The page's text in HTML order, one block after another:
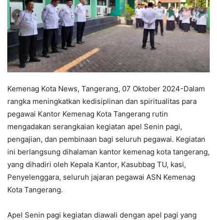
Kemenag Kota News, Tangerang, 07 Oktober 2024-Dalam
rangka meningkatkan kedisiplinan dan spiritualitas para
pegawai Kantor Kemenag Kota Tangerang rutin
mengadakan serangkaian kegiatan apel Senin pagi,
pengajian, dan pembinaan bagi seluruh pegawai. Kegiatan
ini berlangsung dihalaman kantor kemenag kota tangerang,
yang dihadiri oleh Kepala Kantor, Kasubbag TU, kasi,
Penyelenggara, seluruh jajaran pegawai ASN Kemenag
Kota Tangerang.
Apel Senin pagi kegiatan diawali dengan apel pagi yang